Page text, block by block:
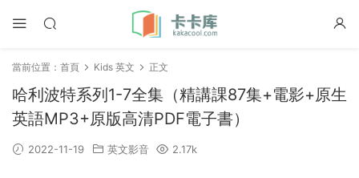
當前位置： 首頁 Kids 英文 正文
哈利波特系列1-7全集（精講課87集+電影+原生
英語MP3+原版高清PDF電子書）
2022-11-19 英文影音 2.17k